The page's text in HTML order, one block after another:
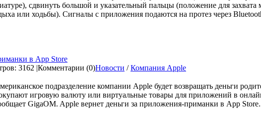
сдвинуть большой и указательный пальцы (положение для
или ходьбы). Сигналы с приложения подаются на протез через
в App Store
3162 |Комментарии (0)Новости /Компания Apple
подразделение компании Apple будет возвращать деньги
игровую валюту или виртуальные товары для приложений в
GigaOM. Apple вернет деньги за приложения-приманки в App